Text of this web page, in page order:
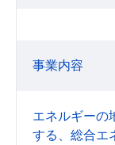
事業内容
エネルギーの
する、総合エ